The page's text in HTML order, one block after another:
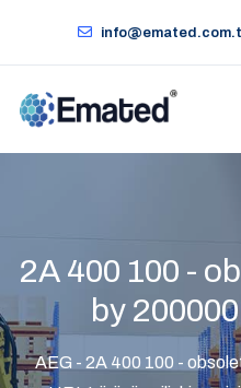
2A 400 100 -
by
AEG - 2A 400 100 -